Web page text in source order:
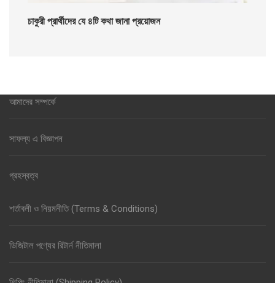
চাকুরী প্রার্থীদের যে ৪টি কথা জানা প্রয়োজন
আমাদের সম্পর্কে
সাফল্য এ বিজ্ঞাপন
গ্রহস্বত্ব
শর্তাবলী ও নিয়মনীতি (Terms & Conditions)
ডিজিটাল পণ্যের রিটার্ন নীতিমালা